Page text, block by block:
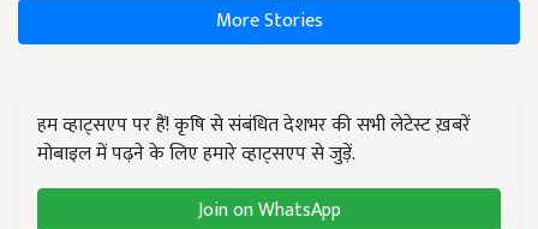
More Stories
हम व्हाट्सएप पर हैं! कृषि से संबंधित देशभर की सभी लेटेस्ट ख़बरें
मोबाइल में पढ़ने के लिए हमारे व्हाट्सएप से जुड़ें.
Join on WhatsApp